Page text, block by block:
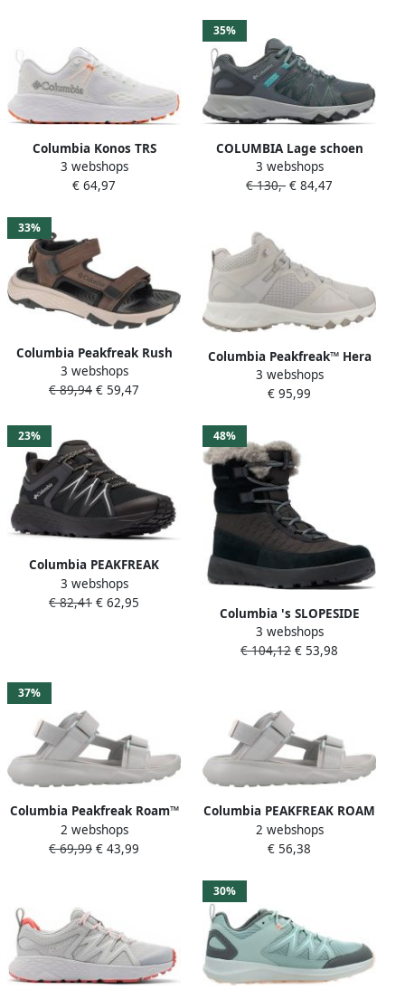
Columbia Konos TRS
Multisportschoenen grijs
3 webshops
€ 64,97
35%
COLUMBIA Lage schoen
'PEAKFREAK II'
hemelsblauw donkergrijs
3 webshops
€ 130,- € 84,47
33%
Columbia Peakfreak Rush
Sandaal LEA Heren 2121251
231 Cordovan Pebble
3 webshops
€ 89,94 € 59,47
Columbia Peakfreak™ Hera
Mid Outdry™
Wandelschoenen Grijs 1 2
3 webshops
€ 95,99
23%
Columbia PEAKFREAK
ROAM™ WATERPROOF Heren
Wandelschoenen Black
3 webshops
€ 82,41 € 62,95
48%
Columbia 's SLOPESIDE
PEAK LUXE Boots Winter
Shoes 2104991
3 webshops
€ 104,12 € 53,98
37%
Columbia Peakfreak Roam™
Sandalen Grijs Vrouw
2 webshops
€ 69,99 € 43,99
Columbia PEAKFREAK ROAM
SANDAL WM Grijs
2 webshops
€ 56,38
30%